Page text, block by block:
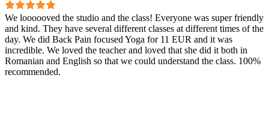
We loooooved the studio and the class! Everyone was super friendly
and kind. They have several different classes at different times of the
day. We did Back Pain focused Yoga for 11 EUR and it was
incredible. We loved the teacher and loved that she did it both in
Romanian and English so that we could understand the class. 100%
recommended.